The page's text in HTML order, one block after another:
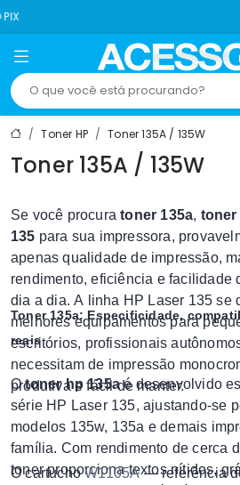
Toner HP Toner 135A / 135W
Toner 135A / 135W
Se você procuratoner 135a, toner
135 para sua impressora,
apenas qualidade de impressão,
rendimento, eficiência e facilidade
dia a dia. A linha HP Laser 135 se
melhores equipamentos para
escritórios, profissionais
necessitam de impressão
produtiva e fácil de manter.
Toner 135a: Especificidade,
reais
Otoner hp 135aé desenvolvido
série HP Laser 135, ajustando-se
modelos 135w, 135a e demais
família. Com rendimento de cerca
toner proporciona textos nítidos,
O cartuchoW1105A— referência